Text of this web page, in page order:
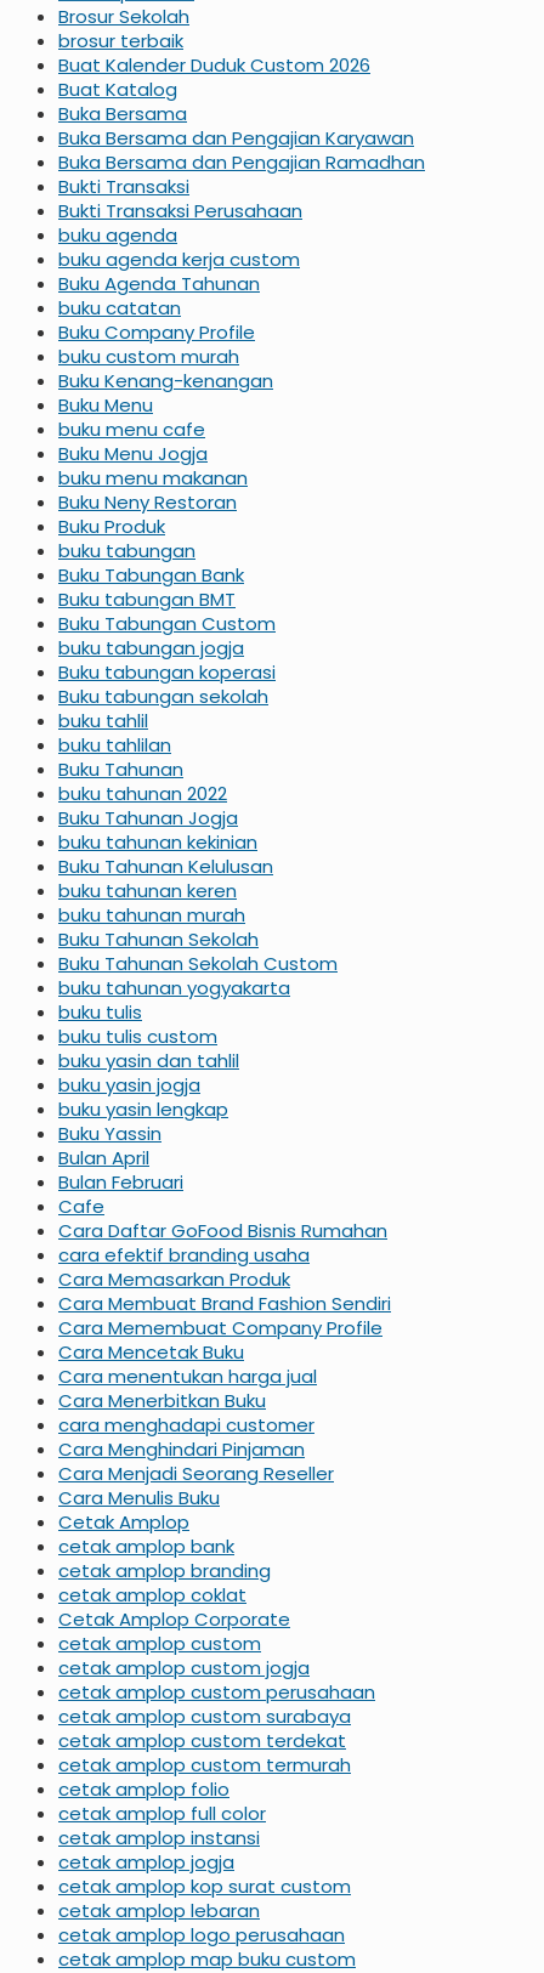
Brosur Sekolah
brosur terbaik
Buat Kalender Duduk Custom 2026
Buat Katalog
Buka Bersama
Buka Bersama dan Pengajian Karyawan
Buka Bersama dan Pengajian Ramadhan
Bukti Transaksi
Bukti Transaksi Perusahaan
buku agenda
buku agenda kerja custom
Buku Agenda Tahunan
buku catatan
Buku Company Profile
buku custom murah
Buku Kenang-kenangan
Buku Menu
buku menu cafe
Buku Menu Jogja
buku menu makanan
Buku Neny Restoran
Buku Produk
buku tabungan
Buku Tabungan Bank
Buku tabungan BMT
Buku Tabungan Custom
buku tabungan jogja
Buku tabungan koperasi
Buku tabungan sekolah
buku tahlil
buku tahlilan
Buku Tahunan
buku tahunan 2022
Buku Tahunan Jogja
buku tahunan kekinian
Buku Tahunan Kelulusan
buku tahunan keren
buku tahunan murah
Buku Tahunan Sekolah
Buku Tahunan Sekolah Custom
buku tahunan yogyakarta
buku tulis
buku tulis custom
buku yasin dan tahlil
buku yasin jogja
buku yasin lengkap
Buku Yassin
Bulan April
Bulan Februari
Cafe
Cara Daftar GoFood Bisnis Rumahan
cara efektif branding usaha
Cara Memasarkan Produk
Cara Membuat Brand Fashion Sendiri
Cara Memembuat Company Profile
Cara Mencetak Buku
Cara menentukan harga jual
Cara Menerbitkan Buku
cara menghadapi customer
Cara Menghindari Pinjaman
Cara Menjadi Seorang Reseller
Cara Menulis Buku
Cetak Amplop
cetak amplop bank
cetak amplop branding
cetak amplop coklat
Cetak Amplop Corporate
cetak amplop custom
cetak amplop custom jogja
cetak amplop custom perusahaan
cetak amplop custom surabaya
cetak amplop custom terdekat
cetak amplop custom termurah
cetak amplop folio
cetak amplop full color
cetak amplop instansi
cetak amplop jogja
cetak amplop kop surat custom
cetak amplop lebaran
cetak amplop logo perusahaan
cetak amplop map buku custom